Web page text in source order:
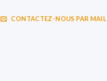
CONTACTEZ-NOUS PAR MAIL